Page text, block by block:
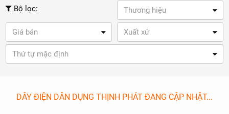
Bộ lọc: Thương hiệu
Giá bán Xuất xứ
Thứ tự mặc định
DÂY ĐIỆN DÂN DỤNG THỊNH PHÁT ĐANG CẬP NHẬT...